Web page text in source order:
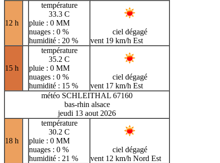
12 h
température
33.3 C
pluie : 0 MM
nuages : 0 %
humidité : 20 %
ciel dégagé
vent 19 km/h Est
15 h
température
35.2 C
pluie : 0 MM
nuages : 0 %
humidité : 15 %
ciel dégagé
vent 17 km/h Est
météo SCHLEITHAL 67160
bas-rhin alsace
jeudi 13 aout 2026
18 h
température
30.2 C
pluie : 0 MM
nuages : 0 %
humidité : 21 %
ciel dégagé
vent 12 km/h Nord Est